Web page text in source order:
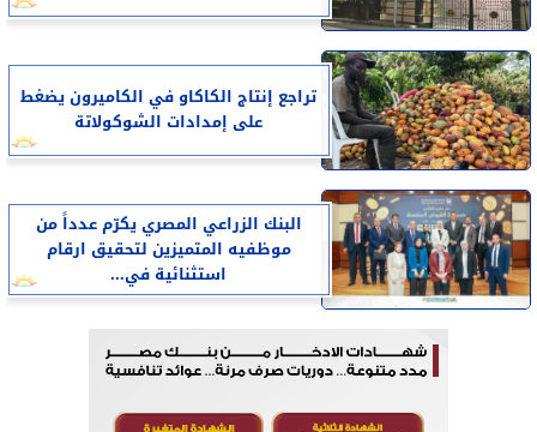
تراجع إنتاج الكاكاو في الكاميرون يضغط
على إمدادات الشوكولاتة
البنك الزراعي المصري يكرّم عدداً من
موظفيه المتميزين لتحقيق ارقام
استثنائية في...